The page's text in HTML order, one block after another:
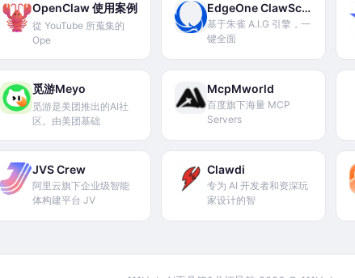
OpenClaw 使用案例
從 YouTube 所蒐集的
Ope
EdgeOne ClawScan
基于朱雀 A.I.G 引擎，一
键全面
觅游Meyo
觅游是美团推出的AI社
区。由美团基础
McpMworld
百度旗下海量 MCP
Servers
JVS Crew
阿里云旗下企业级智能
体构建平台 JV
Clawdi
专为 AI 开发者和资深玩
家设计的智